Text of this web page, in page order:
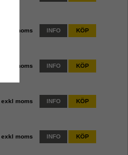
exkl moms INFO KÖP
exkl moms INFO KÖP
exkl moms INFO KÖP
exkl moms INFO KÖP